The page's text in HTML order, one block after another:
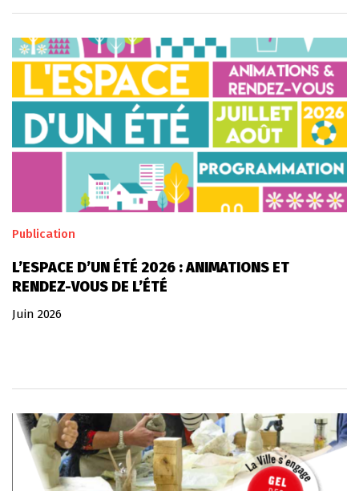
Publication
L’ESPACE D’UN ÉTÉ 2026 : ANIMATIONS ET
RENDEZ-VOUS DE L’ÉTÉ
Juin 2026